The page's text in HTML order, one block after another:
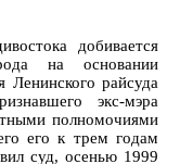
добивается
на основании
райсуда
экс-мэра
полномочиями
его к трем годам
суд, осенью 1999